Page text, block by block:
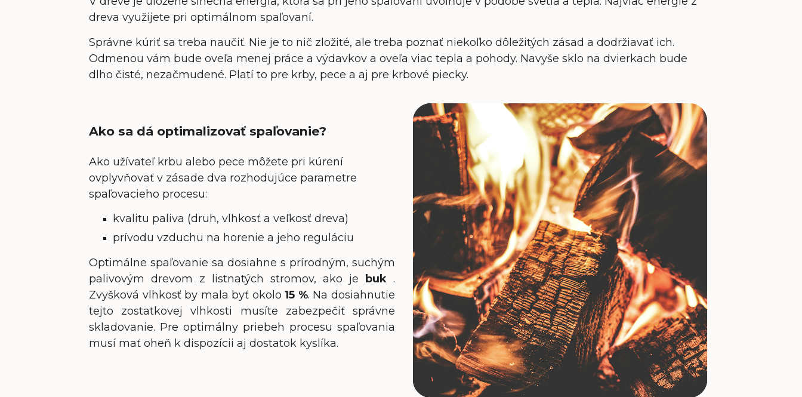
dreva využijete pri optimálnom spaľovaní.
Správne kúriť sa treba naučiť. Nie je to nič zložité, ale treba poznať niekoľko dôležitých zásad a dodržiavať ich.
Odmenou vám bude oveľa menej práce a výdavkov a oveľa viac tepla a pohody. Navyše sklo na dvierkach bude
dlho čisté, nezačmudené. Platí to pre krby, pece a aj pre krbové piecky.
Ako sa dá optimalizovať spaľovanie?
Ako užívateľ krbu alebo pece môžete pri kúrení
ovplyvňovať v zásade dva rozhodujúce parametre
spaľovacieho procesu:
kvalitu paliva (druh, vlhkosť a veľkosť dreva)
prívodu vzduchu na horenie a jeho reguláciu
Optimálne spaľovanie sa dosiahne s prírodným, suchým
palivovým drevom z listnatých stromov, ako je
buk.
Zvyšková vlhkosť by mala byť okolo15 %. Na dosiahnutie
tejto zostatkovej vlhkosti musíte zabezpečiť správne
skladovanie. Pre optimálny priebeh procesu spaľovania
musí mať oheň k dispozícii aj dostatok kyslíka.